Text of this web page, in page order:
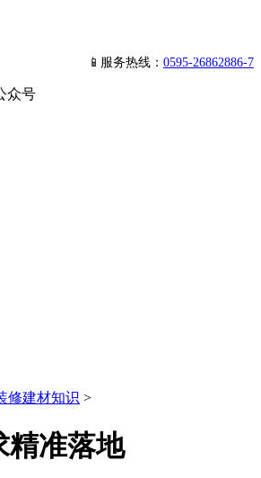
📱服务热线： 0595-26862886-7
修建材知识 >
精准落地